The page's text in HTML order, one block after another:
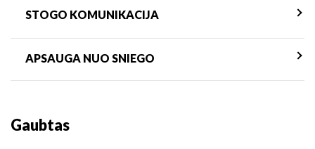
STOGO KOMUNIKACIJA
APSAUGA NUO SNIEGO
Gaubtas